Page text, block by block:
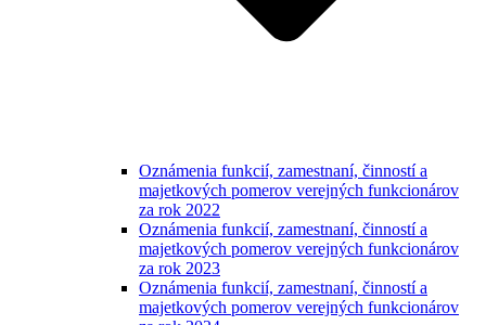
Oznámenia funkcií, zamestnaní, činností a
majetkových pomerov verejných funkcionárov
za rok 2022
Oznámenia funkcií, zamestnaní, činností a
majetkových pomerov verejných funkcionárov
za rok 2023
Oznámenia funkcií, zamestnaní, činností a
majetkových pomerov verejných funkcionárov